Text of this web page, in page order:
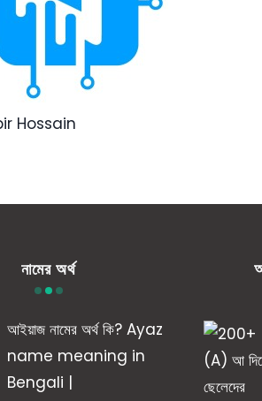
Hossain
নামের অর্থ
আইয়াজ নামের অর্থ কি? Ayaz
name meaning in
Bengali |